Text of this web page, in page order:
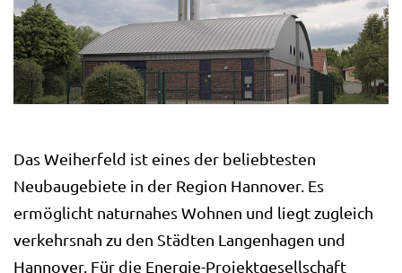
Das Weiherfeld ist eines der beliebtesten
Neubaugebiete in der Region Hannover. Es
ermöglicht naturnahes Wohnen und liegt zugleich
verkehrsnah zu den Städten Langenhagen und
Hannover. Für die Energie-Projektgesellschaft